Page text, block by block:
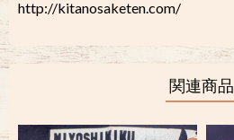
http://kitanosaketen.com/
関連商品